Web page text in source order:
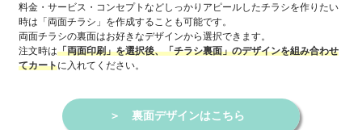
料金・サービス・コンセプトなどしっかりアピールしたチラシを作りたい
時は「両面チラシ」を作成することも可能です。
両面チラシの裏面はお好きなデザインから選択できます。
注文時は「両面印刷」を選択後、「チラシ裏面」のデザインを組み合わせ
てカートに入れてください。
＞ 裏面デザインはこちら